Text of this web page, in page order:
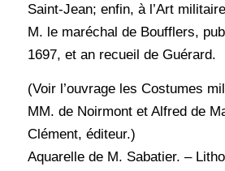
Saint-Jean; enfin, à l’Art
M. le maréchal de Boufflers,
1697, et an recueil de Guérard.
(Voir l’ouvrage les Costumes
MM. de Noirmont et Alfred de
Clément, éditeur.)
Aquarelle de M. Sabatier. –